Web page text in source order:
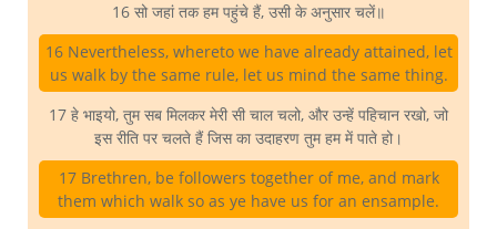
16 सो जहां तक हम पहुंचे हैं, उसी के अनुसार चलें॥
16 Nevertheless, whereto we have already attained, let
us walk by the same rule, let us mind the same thing.
17 हे भाइयो, तुम सब मिलकर मेरी सी चाल चलो, और उन्हें पहिचान रखो, जो
इस रीति पर चलते हैं जिस का उदाहरण तुम हम में पाते हो।
17 Brethren, be followers together of me, and mark
them which walk so as ye have us for an ensample.